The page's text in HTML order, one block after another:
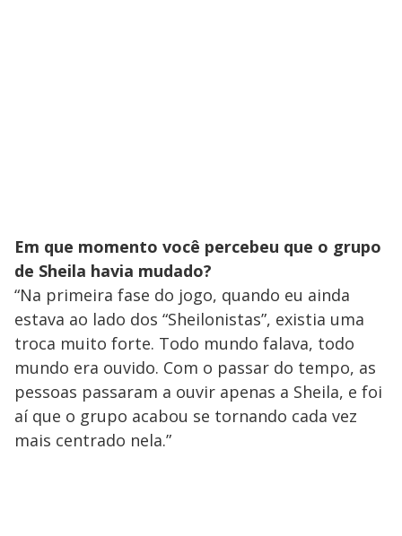
Em que momento você percebeu que o grupo
de Sheila havia mudado?
“Na primeira fase do jogo, quando eu ainda
estava ao lado dos “Sheilonistas”, existia uma
troca muito forte. Todo mundo falava, todo
mundo era ouvido. Com o passar do tempo, as
pessoas passaram a ouvir apenas a Sheila, e foi
aí que o grupo acabou se tornando cada vez
mais centrado nela.”